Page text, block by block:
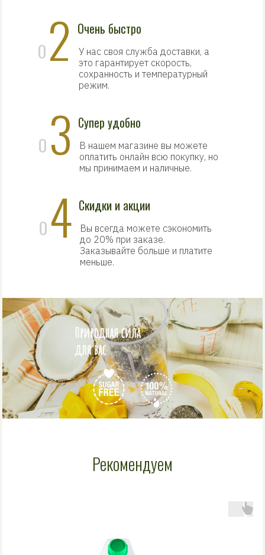
2
0
Очень быстро
У нас своя служба доставки, а
это гарантирует скорость,
сохранность и температурный
режим.
3
0
Супер удобно
В нашем магазине вы можете
оплатить онлайн всю покупку, но
мы принимаем и наличные.
4
0
Скидки и акции
Вы всегда можете сэкономить
до 20% при заказе.
Заказывайте больше и платите
меньше.
Рекомендуем